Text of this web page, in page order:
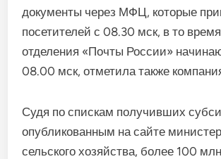
документы через МФЦ, которые
посетителей с 08.30 мск, в то время
отделения «Почты России»
08.00 мск, отметила также
Судя по спискам получивших
опубликованным на сайте
сельского хозяйства, более 100